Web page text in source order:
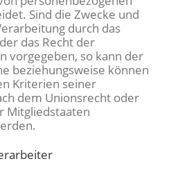
Sind die Zwecke und
durch das
das Recht der
vorgegeben, so kann der
beziehungsweise können
Kriterien seiner
dem Unionsrecht oder
Mitgliedstaaten